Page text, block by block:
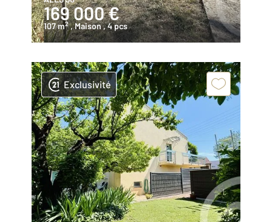
169 000 €
107 m2 , Maison, 4 pcs
Exclusivité